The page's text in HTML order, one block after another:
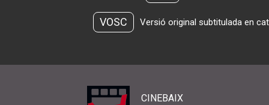
VOSC Versió original subtitulada en
CINEBAIX